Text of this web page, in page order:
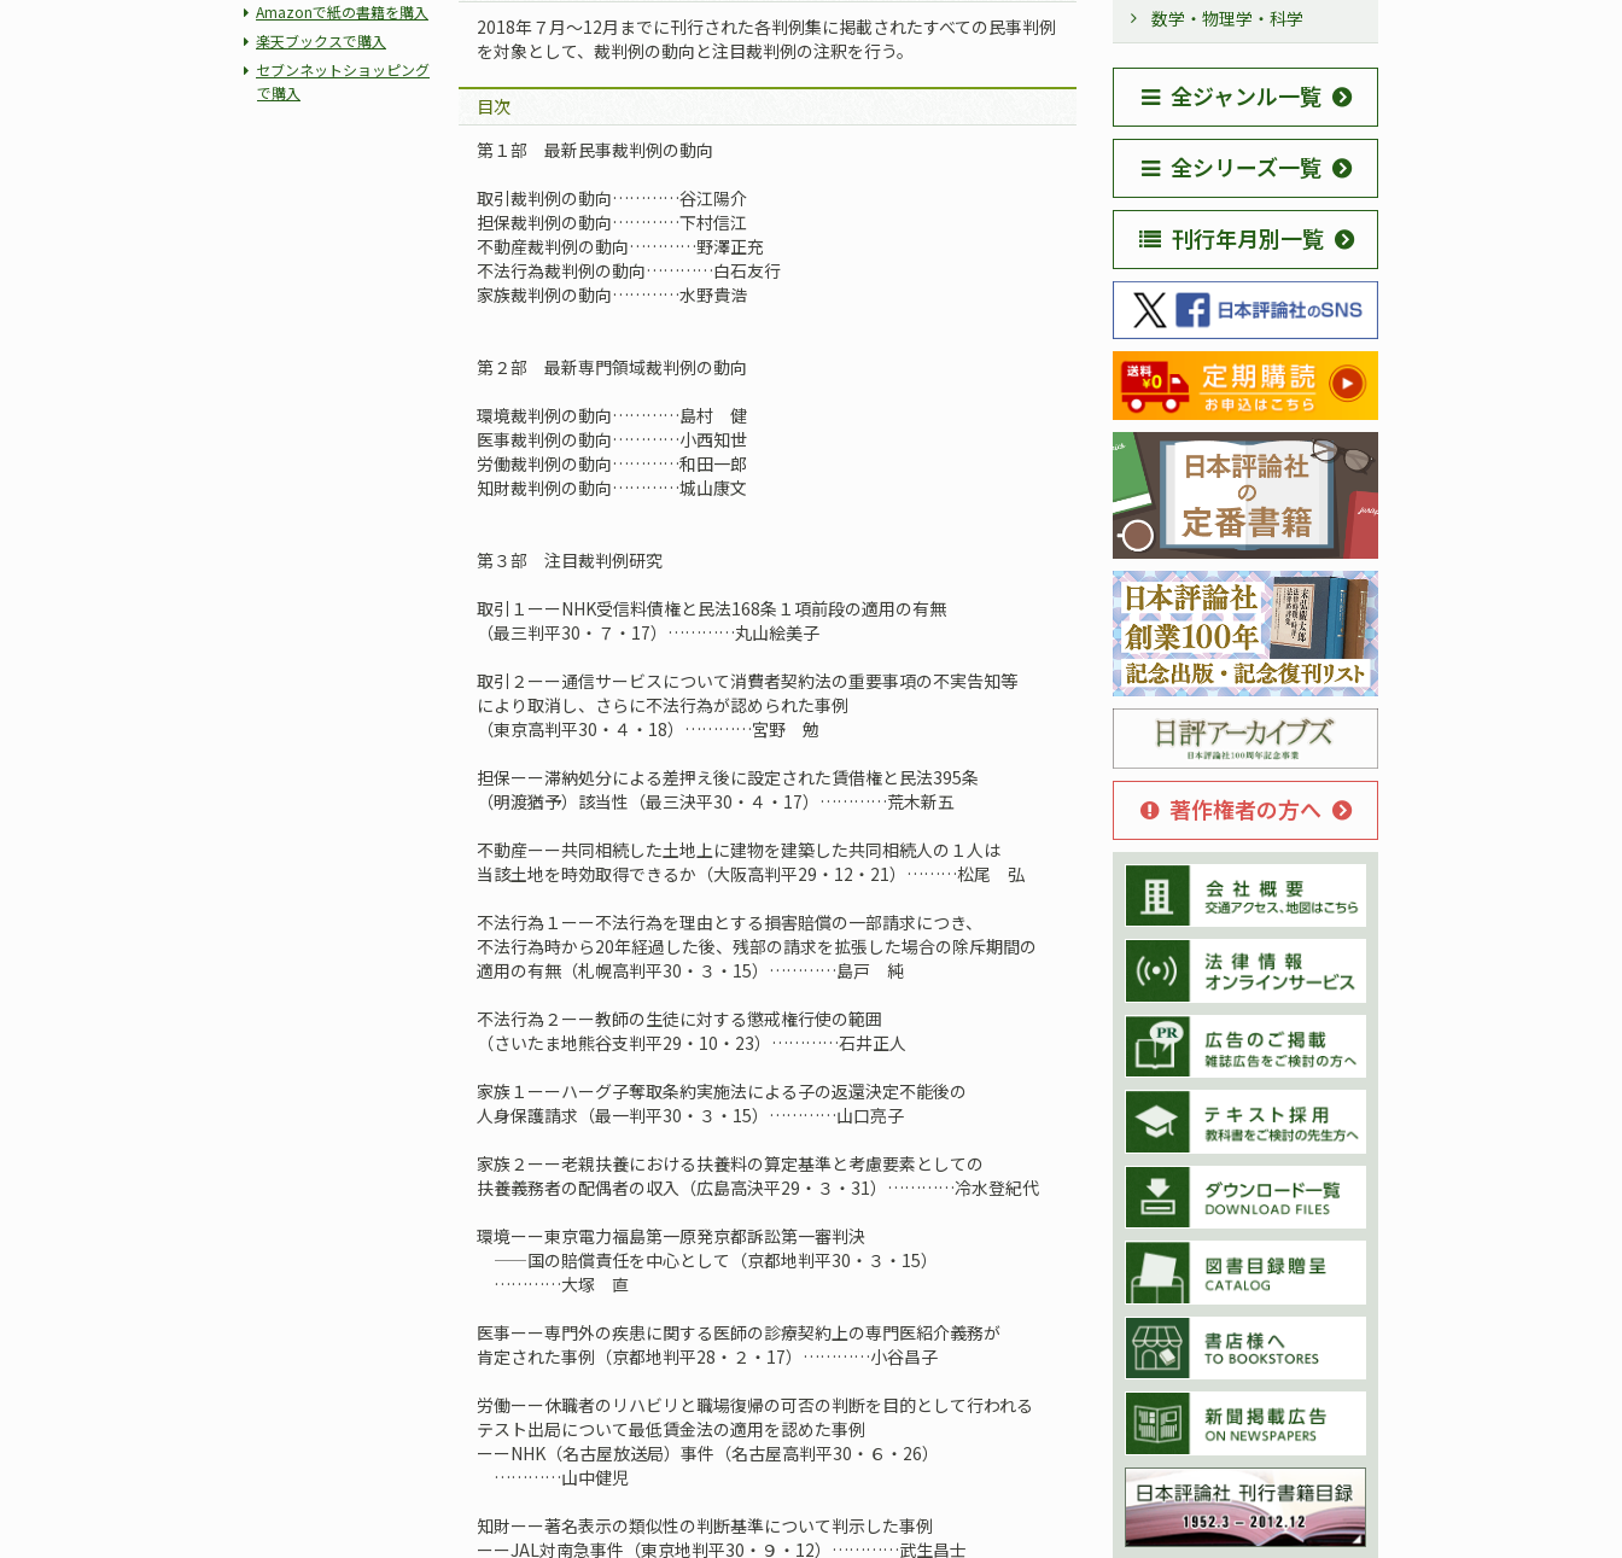
Amazonで紙の書籍を購入
楽天ブックスで購入
セブンネットショッピング
で購入
2018年７月〜12月までに刊行された各判例集に掲載されたすべての民事判例
を対象として、裁判例の動向と注目裁判例の注釈を行う。
目次
第１部 最新民事裁判例の動向
取引裁判例の動向…………谷江陽介
担保裁判例の動向…………下村信江
不動産裁判例の動向…………野澤正充
不法行為裁判例の動向…………白石友行
家族裁判例の動向…………水野貴浩
第２部 最新専門領域裁判例の動向
環境裁判例の動向…………島村 健
医事裁判例の動向…………小西知世
労働裁判例の動向…………和田一郎
知財裁判例の動向…………城山康文
第３部 注目裁判例研究
取引１ーーNHK受信料債権と民法168条１項前段の適用の有無
（最三判平30・７・17）…………丸山絵美子
取引２ーー通信サービスについて消費者契約法の重要事項の不実告知等
により取消し、さらに不法行為が認められた事例
（東京高判平30・４・18）…………宮野 勉
担保ーー滞納処分による差押え後に設定された賃借権と民法395条
（明渡猶予）該当性（最三決平30・４・17）…………荒木新五
不動産ーー共同相続した土地上に建物を建築した共同相続人の１人は
当該土地を時効取得できるか（大阪高判平29・12・21）………松尾 弘
不法行為１ーー不法行為を理由とする損害賠償の一部請求につき、
不法行為時から20年経過した後、残部の請求を拡張した場合の除斥期間の
適用の有無（札幌高判平30・３・15）…………島戸 純
不法行為２ーー教師の生徒に対する懲戒権行使の範囲
（さいたま地熊谷支判平29・10・23）…………石井正人
家族１ーーハーグ子奪取条約実施法による子の返還決定不能後の
人身保護請求（最一判平30・３・15）…………山口亮子
家族２ーー老親扶養における扶養料の算定基準と考慮要素としての
扶養義務者の配偶者の収入（広島高決平29・３・31）…………冷水登紀代
環境ーー東京電力福島第一原発京都訴訟第一審判決
——国の賠償責任を中心として（京都地判平30・３・15）
…………大塚 直
医事ーー専門外の疾患に関する医師の診療契約上の専門医紹介義務が
肯定された事例（京都地判平28・２・17）…………小谷昌子
労働ーー休職者のリハビリと職場復帰の可否の判断を目的として行われる
テスト出局について最低賃金法の適用を認めた事例
ーーNHK（名古屋放送局）事件（名古屋高判平30・６・26）
…………山中健児
知財ーー著名表示の類似性の判断基準について判示した事例
ーーJAL対南急事件（東京地判平30・９・12）…………武生昌士
数学・物理学・科学
全ジャンル一覧
全シリーズ一覧
刊行年月別一覧
著作権者の方へ